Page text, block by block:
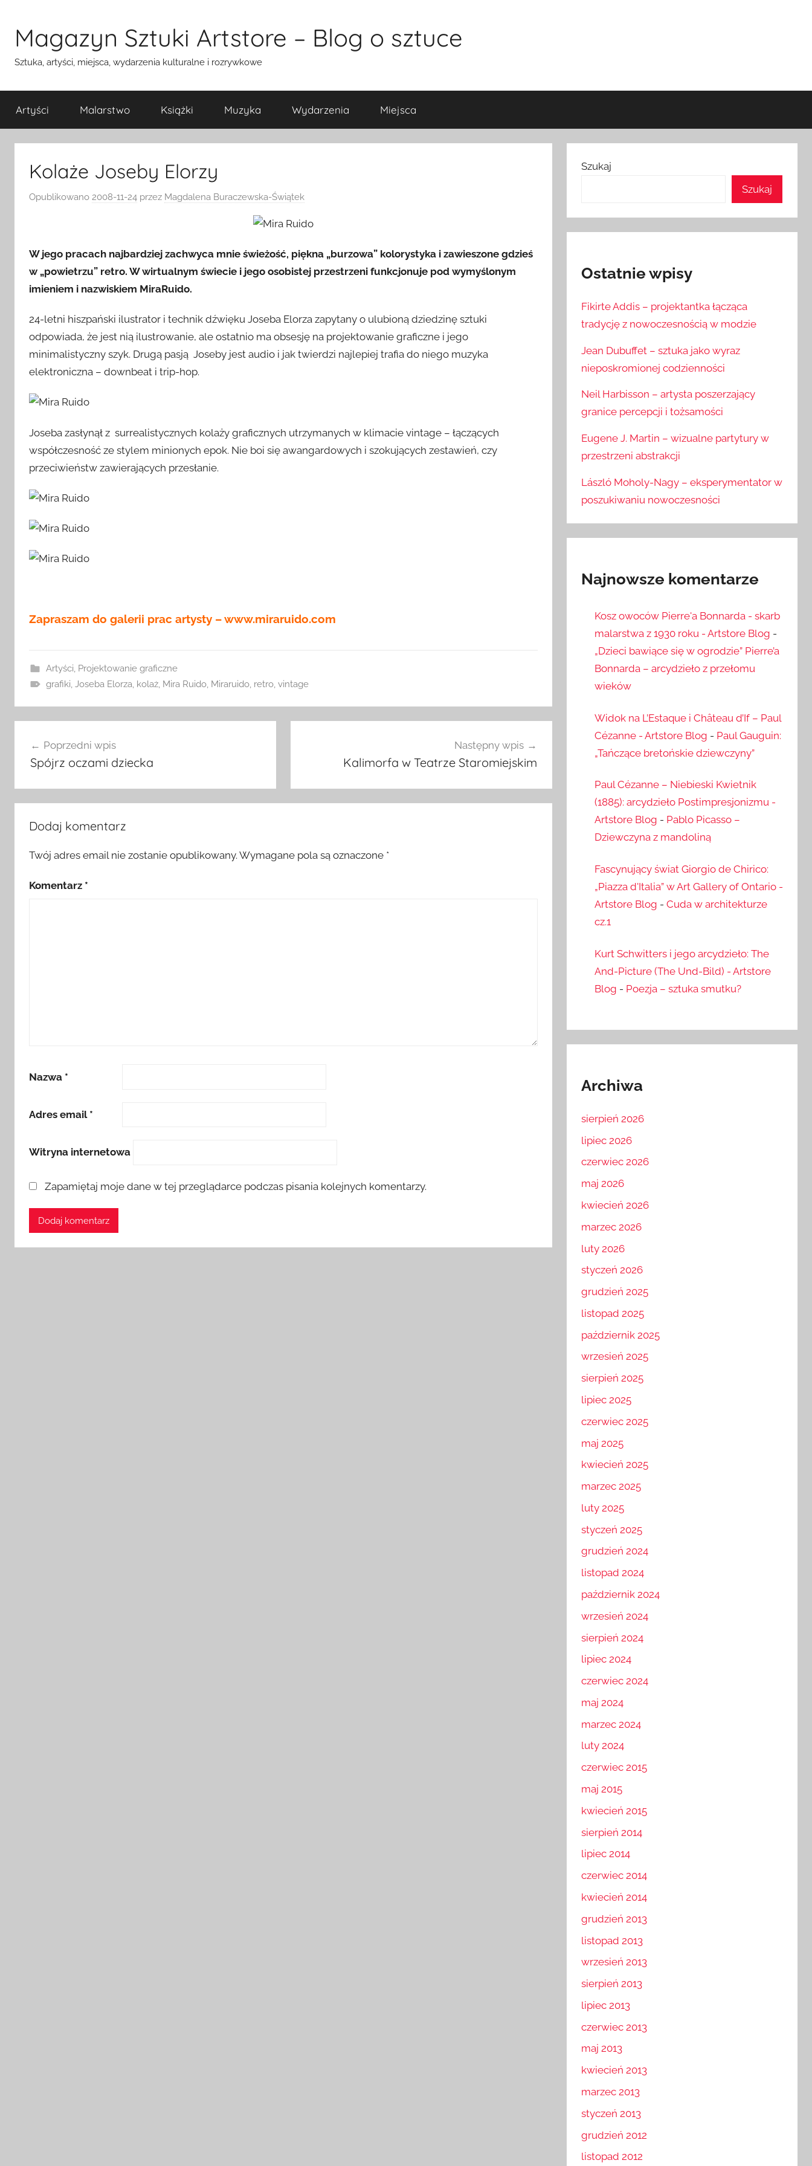
treściMagazyn Sztuki Artstore – Blog o sztuce
Sztuka, artyści, miejsca, wydarzenia kulturalne i rozrywkowe
Artyści Malarstwo Książki Muzyka Wydarzenia Miejsca
Kolaże Joseby Elorzy
Opublikowano 2008-11-24 przez Magdalena Buraczewska-Świątek
W jego pracach najbardziej zachwyca mnie świeżość, piękna „burzowa” kolorystyka i zawieszone gdzieś
w „powietrzu” retro. W wirtualnym świecie i jego osobistej przestrzeni funkcjonuje pod wymyślonym
imieniem i nazwiskiem MiraRuido.
24-letni hiszpański ilustrator i technik dźwięku Joseba Elorza zapytany o ulubioną dziedzinę sztuki
odpowiada, że jest nią ilustrowanie, ale ostatnio ma obsesję na projektowanie graficzne i jego
minimalistyczny szyk. Drugą pasją Joseby jest audio i jak twierdzi najlepiej trafia do niego muzyka
elektroniczna – downbeat i trip-hop.
Joseba zasłynął z surrealistycznych kolaży graficznych utrzymanych w klimacie vintage – łączących
współczesność ze stylem minionych epok. Nie boi się awangardowych i szokujących zestawień, czy
przeciwieństw zawierających przesłanie.
Zapraszam do galerii prac artysty – www.miraruido.com
Artyści, Projektowanie graficzne
grafiki, Joseba Elorza, kolaż, Mira Ruido, Miraruido, retro, vintage
wpisuPoprzedni wpis
Spójrz oczami dziecka
Następny wpis
Kalimorfa w Teatrze Staromiejskim
Dodaj komentarz
Twój adres email nie zostanie opublikowany. Wymagane pola są oznaczone *
Komentarz *
Nazwa *
Adres email *
Witryna internetowa
Zapamiętaj moje dane w tej przeglądarce podczas pisania kolejnych komentarzy.
Szukaj
Szukaj
Ostatnie wpisy
Fikirte Addis – projektantka łącząca
tradycję z nowoczesnością w modzie
Jean Dubuffet – sztuka jako wyraz
nieposkromionej codzienności
Neil Harbisson – artysta poszerzający
granice percepcji i tożsamości
Eugene J. Martin – wizualne partytury w
przestrzeni abstrakcji
László Moholy-Nagy – eksperymentator w
poszukiwaniu nowoczesności
Najnowsze komentarze
Kosz owoców Pierre'a Bonnarda - skarb
malarstwa z 1930 roku - Artstore Blog -
„Dzieci bawiące się w ogrodzie” Pierre’a
Bonnarda – arcydzieło z przełomu
wieków
Widok na L’Estaque i Château d’If – Paul
Cézanne - Artstore Blog - Paul Gauguin:
„Tańczące bretońskie dziewczyny”
Paul Cézanne – Niebieski Kwietnik
(1885): arcydzieło Postimpresjonizmu -
Artstore Blog - Pablo Picasso –
Dziewczyna z mandoliną
Fascynujący świat Giorgio de Chirico:
„Piazza d'Italia” w Art Gallery of Ontario -
Artstore Blog - Cuda w architekturze
cz.1
Kurt Schwitters i jego arcydzieło: The
And-Picture (The Und-Bild) - Artstore
Blog - Poezja – sztuka smutku?
Archiwa
sierpień 2026
lipiec 2026
czerwiec 2026
maj 2026
kwiecień 2026
marzec 2026
luty 2026
styczeń 2026
grudzień 2025
listopad 2025
październik 2025
wrzesień 2025
sierpień 2025
lipiec 2025
czerwiec 2025
maj 2025
kwiecień 2025
marzec 2025
luty 2025
styczeń 2025
grudzień 2024
listopad 2024
październik 2024
wrzesień 2024
sierpień 2024
lipiec 2024
czerwiec 2024
maj 2024
marzec 2024
luty 2024
czerwiec 2015
maj 2015
kwiecień 2015
sierpień 2014
lipiec 2014
czerwiec 2014
kwiecień 2014
grudzień 2013
listopad 2013
wrzesień 2013
sierpień 2013
lipiec 2013
czerwiec 2013
maj 2013
kwiecień 2013
marzec 2013
styczeń 2013
grudzień 2012
listopad 2012